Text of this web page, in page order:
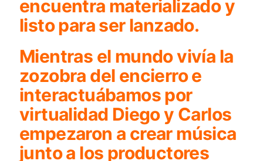
encuentra materializado y
listo para ser lanzado.
Mientras el mundo vivía la
zozobra del encierro e
interactuábamos por
virtualidad Diego y Carlos
empezaron a crear música
junto a los productores